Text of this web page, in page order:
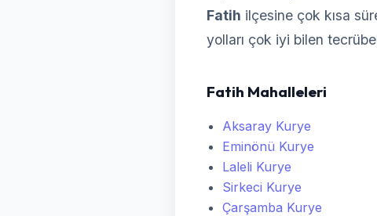
Fatih ilçesine çok kısa
yolları çok iyi bilen
Fatih Mahalleleri
Aksaray Kurye
Eminönü Kurye
Laleli Kurye
Sirkeci Kurye
Çarşamba Kurye